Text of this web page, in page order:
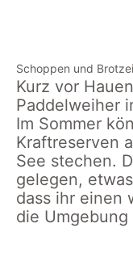
Hauenstein
Schoppen und
Kurz vor
Paddelweiher
Im Sommer
Kraftreserven
See stechen.
gelegen,
dass ihr einen
die Umgebung